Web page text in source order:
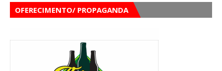
OFERECIMENTO/ PROPAGANDA